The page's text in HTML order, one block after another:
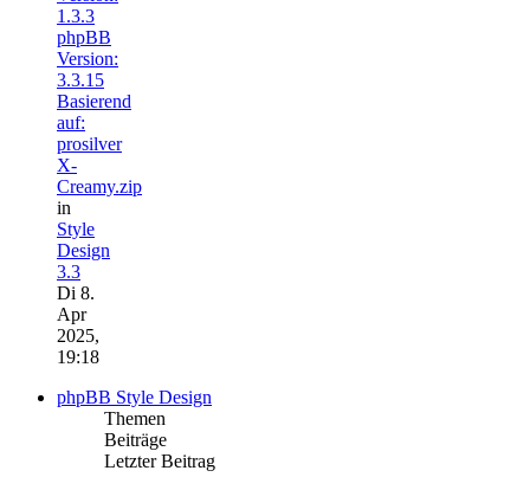
1.3.3
phpBB
Version:
3.3.15
Basierend
auf:
prosilver
X-
Creamy.zip
in
Style
Design
3.3
Di 8.
Apr
2025,
19:18
phpBB Style Design
Themen
Beiträge
Letzter Beitrag